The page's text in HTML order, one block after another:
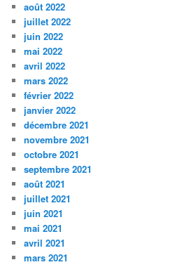
août 2022
juillet 2022
juin 2022
mai 2022
avril 2022
mars 2022
février 2022
janvier 2022
décembre 2021
novembre 2021
octobre 2021
septembre 2021
août 2021
juillet 2021
juin 2021
mai 2021
avril 2021
mars 2021